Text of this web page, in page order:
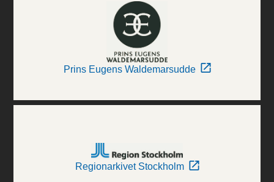
Prins Eugens Waldemarsudde
Regionarkivet Stockholm